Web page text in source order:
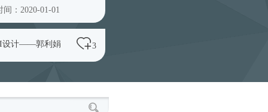
间：2020-01-01
设计——郭利娟 3